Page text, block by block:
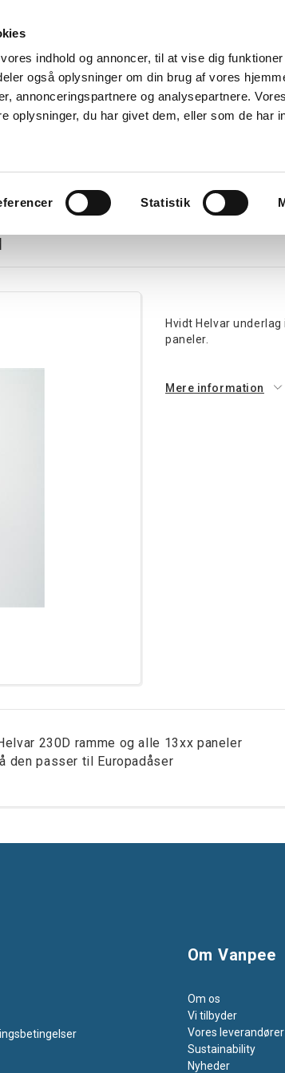
indhold og annoncer, til at vise dig
også oplysninger om din brug af vores
annonceringspartnere og analysepartnere.
oplysninger, du har givet dem, eller som de har
Statistik
Kurser Referencer Kontakt
Hvidt Helvar
paneler.
Mere information
230D ramme og alle 13xx paneler
den passer til Europadåser
Om Vanpee
Om os
Vi tilbyder
Vores leverandører
Sustainability
Nyheder